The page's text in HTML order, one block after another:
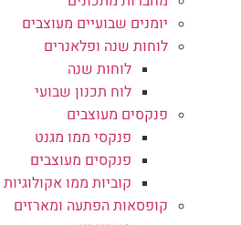
יומנים שבועיים מעוצבים
לוחות שנה ופלאנרים
לוחות שנה
לוח תכנון שבועי
פנקסים מעוצבים
פנקסי ממו מגנט
פנקסים מעוצבים
קוביות ממו אקולוגיות
קופסאות הפתעה ומארזים